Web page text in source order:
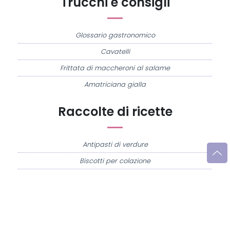
Raccolte di ricette
Antipasti di verdure
Biscotti per colazione
Glossario gastronomico
Cavatelli
Frittata di maccheroni al salame
Amatriciana gialla